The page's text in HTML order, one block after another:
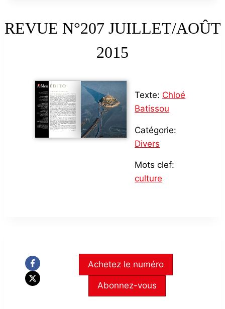
REVUE N°207 JUILLET/AOÛT
2015
Texte: Chloé
Batissou
Catégorie:
Divers
Mots clef:
culture
Achetez le numéro
Abonnez-vous